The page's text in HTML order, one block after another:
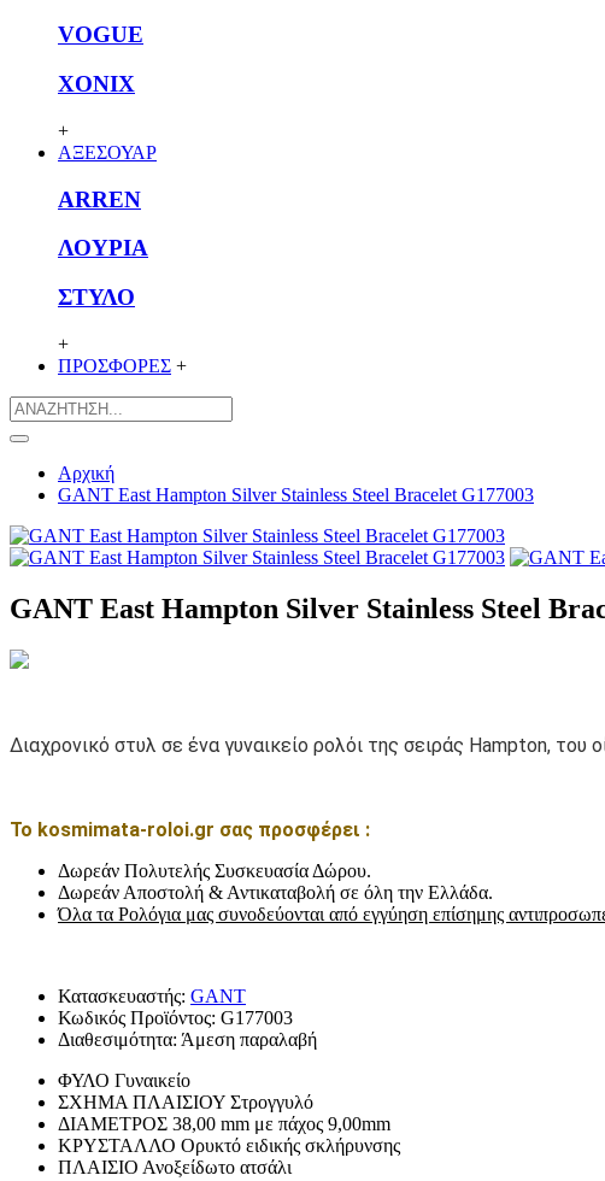
VOGUE
XONIX
+
ΑΞΕΣΟΥΑΡ
ARREN
ΛΟΥΡΙΑ
ΣΤΥΛΟ
+
ΠΡΟΣΦΟΡΕΣ +
Αρχική
GANT East Hampton Silver Stainless Steel Bracelet G177003
GANT East Hampton Silver Stainless Steel
Διαχρονικό στυλ σε ένα γυναικείο ρολόι της σειράς Hampton,
Το kosmimata-roloi.gr σας προσφέρει :
Δωρεάν Πολυτελής Συσκευασία Δώρου.
Δωρεάν Αποστολή & Αντικαταβολή σε όλη την Ελλάδα.
Όλα τα Ρολόγια μας συνοδεύονται από εγγύηση επίσημης
Κατασκευαστής: GANT
Κωδικός Προϊόντος: G177003
Διαθεσιμότητα: Άμεση παραλαβή
ΦΥΛΟ Γυναικείο
ΣΧΗΜΑ ΠΛΑΙΣΙΟΥ Στρογγυλό
ΔΙΑΜΕΤΡΟΣ 38,00 mm με πάχος 9,00mm
ΚΡΥΣΤΑΛΛΟ Ορυκτό ειδικής σκλήρυνσης
ΠΛΑΙΣΙΟ Ανοξείδωτο ατσάλι